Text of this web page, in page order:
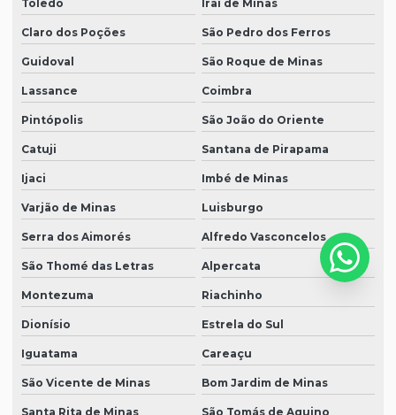
Toledo Iraí de Minas
Claro dos Poções São Pedro dos Ferros
Guidoval São Roque de Minas
Lassance Coimbra
Pintópolis São João do Oriente
Catuji Santana de Pirapama
Ijaci Imbé de Minas
Varjão de Minas Luisburgo
Serra dos Aimorés Alfredo Vasconcelos
São Thomé das Letras Alpercata
Montezuma Riachinho
Dionísio Estrela do Sul
Iguatama Careaçu
São Vicente de Minas Bom Jardim de Minas
Santa Rita de Minas São Tomás de Aquino